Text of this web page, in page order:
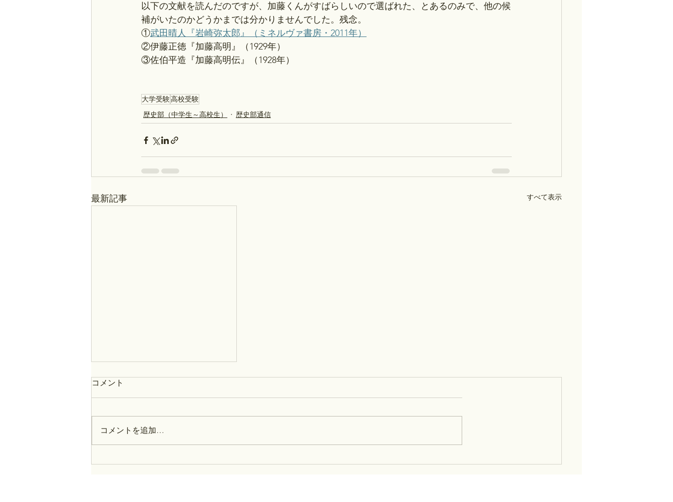
以下の文献を読んだのですが、加藤くんがすばらしいので選ばれた、とあるのみで、他の候
補がいたのかどうかまでは分かりませんでした。残念。
①武田晴人『岩崎弥太郎』（ミネルヴァ書房・2011年）
②伊藤正徳『加藤高明』（1929年）
③佐伯平造『加藤高明伝』（1928年）
大学受験高校受験
歴史部（中学生～高校生）
歴史部通信
最新記事 すべて表示
コメント
コメントを追加…